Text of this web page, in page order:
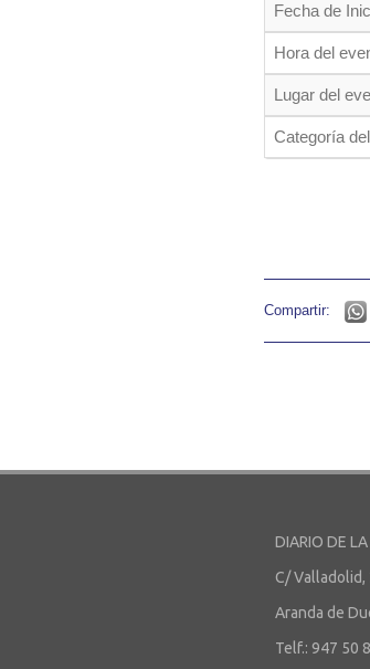
Fecha de
Hora del
Lugar del
Categoría
Compartir:
DIARIO DE LA
C/ Valladolid,
Aranda de
Telf.: 947 50